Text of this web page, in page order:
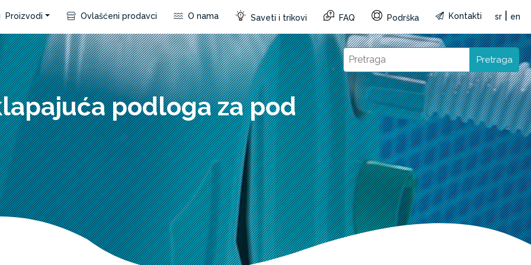
Proizvodi Ovlašćeni prodavci O nama Saveti i trikovi FAQ Podrška Kontakti sr en
Pretraga
podloga za pod